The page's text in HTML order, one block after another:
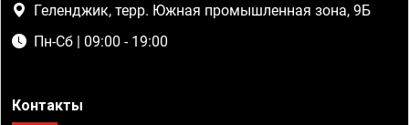
Геленджик, терр. Южная промышленная зона, 9Б
Пн-Сб | 09:00 - 19:00
Контакты